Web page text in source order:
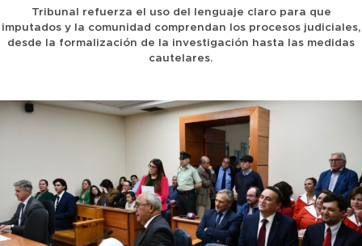
Tribunal refuerza el uso del lenguaje claro para que
imputados y la comunidad comprendan los procesos judiciales,
desde la formalización de la investigación hasta las medidas
cautelares.